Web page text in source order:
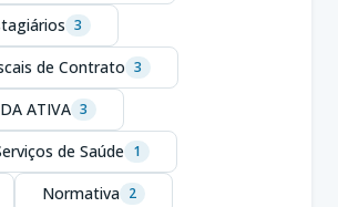
3
de Contrato 3
ATIVA 3
de Saúde 1
Normativa 2